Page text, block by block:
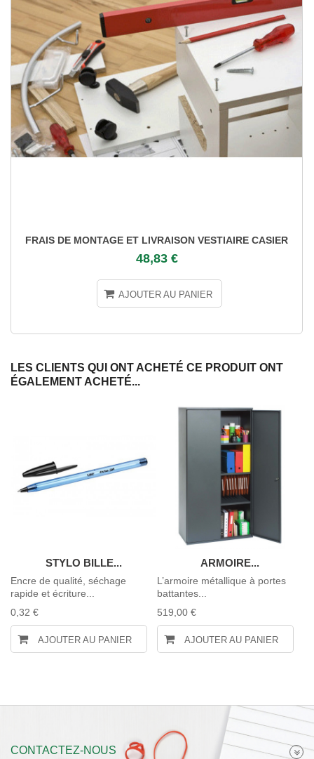
FRAIS DE MONTAGE ET LIVRAISON VESTIAIRE CASIER
48,83 €
AJOUTER AU PANIER
LES CLIENTS QUI ONT ACHETÉ CE PRODUIT ONT
ÉGALEMENT ACHETÉ...
STYLO BILLE...
Encre de qualité, séchage
rapide et écriture...
0,32 €
AJOUTER AU PANIER
ARMOIRE...
L’armoire métallique à portes
battantes...
519,00 €
AJOUTER AU PANIER
CONTACTEZ-NOUS